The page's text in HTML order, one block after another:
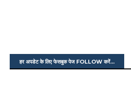
हर अपडेट के लिए फेसबुक पेज FOLLOW करें...